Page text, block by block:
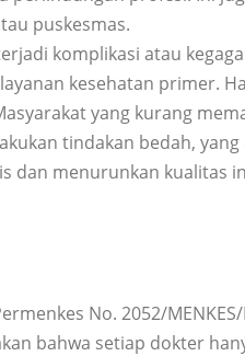
puskesmas.
komplikasi atau
kesehatan primer.
yang kurang
tindakan bedah,
dan menurunkan kualitas
No. 2052/
bahwa setiap dokter